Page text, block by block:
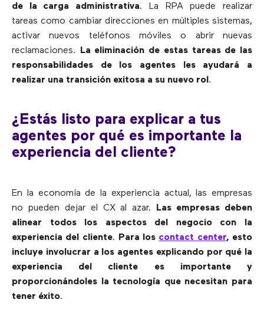
de la carga administrativa. La RPA puede realizar
tareas como cambiar direcciones en múltiples sistemas,
activar nuevos teléfonos móviles o abrir nuevas
reclamaciones.
La eliminación de estas tareas de las
responsabilidades de los agentes les ayudará a
realizar una transición exitosa a su nuevo rol .
¿Estás listo para explicar a tus
agentes por qué es importante la
experiencia del cliente?
En la economía de la experiencia actual, las empresas
no pueden dejar el CX al azar.
Las empresas deben
alinear todos los aspectos del negocio con la
experiencia del cliente. Para los contact center, esto
incluye involucrar a los agentes explicando por qué la
experiencia del cliente es importante y
proporcionándoles la tecnología que necesitan para
tener éxito.